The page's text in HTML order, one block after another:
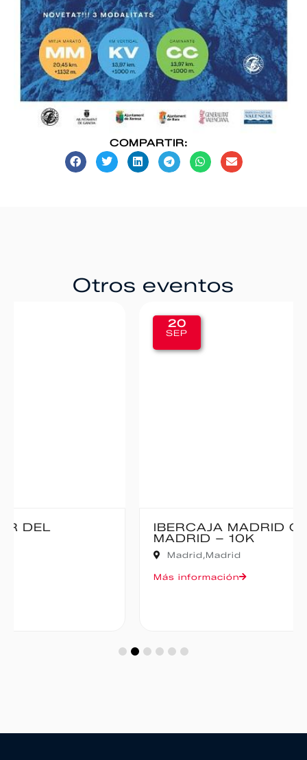
COMPARTIR:
Otros eventos
IBERCAJA MADRID CORRE POR